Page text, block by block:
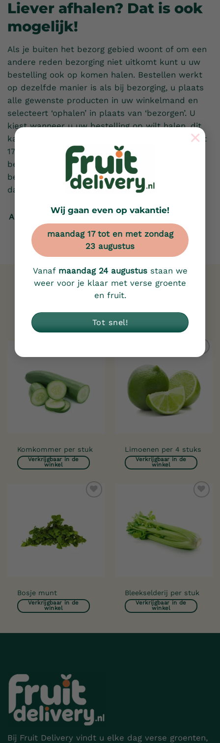
Wij gaan even op vakantie!
maandag 17 tot en met zondag
23 augustus
Vanaf maandag 24 augustusstaan we
weer voor je klaar met verse groente
en fruit.
Tot snel!
×
Liever afhalen? Dat is ook
mogelijk!
Als je buiten het bezorg gebied woont of om een
andere reden bezorging niet uitkomt kunt u uw
bestelling ook op komen halen. Bestellen werkt
op dezelfde manier is als bij bezorging, u plaats
alle gewenste producten in uw winkelmand en
selecteert ‘ophalen’ in plaats van ‘bezorgen’. U
kiest wanneer u uw bestelling op wilt halen, dit
kan van dinsdag tot en met vrijdag van 09:00 tot
17:00 uur. U kunt bij het plaatsen van uw
bestelling via iDeal betalen of wanneer u uw
bestelling op komt halen contant betalen. Tot
dan!
Afspraak maken
Gerelateerde producten
Komkommer per stuk
Verkrijgbaar in de
winkel
verlanglijst
Limoenen per 4 stuks
Verkrijgbaar in de
winkel
Bosje munt
Verkrijgbaar in de
winkel
Bleekselderij per stuk
Verkrijgbaar in de
winkel
Bij Fruit Delivery vindt u elke dag verse groenten,